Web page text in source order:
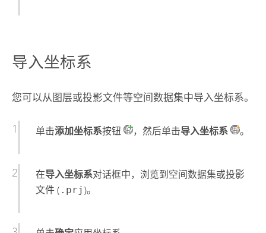
导入坐标系
您可以从图层或投影文件等空间数据集中导入坐标系。
单击添加坐标系按钮 ，然后单击导入坐标系 。
在导入坐标系对话框中，浏览到空间数据集或投影
文件 ( .prj )。